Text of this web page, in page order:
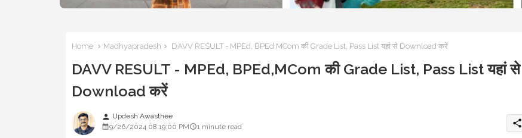
Home Madhyapradesh DAVV RESULT - MPEd, BPEd,MCom की Grade List, Pass List यहां से Download करें
DAVV RESULT - MPEd, BPEd,MCom की Grade List, Pass List यहां से
Download करें
person Updesh Awasthee
9/26/2024 08:19:00 PM
1 minute read share